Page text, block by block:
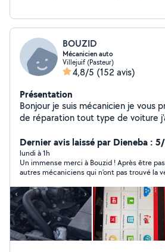
BOUZID
Mécanicien auto
Villejuif (Pasteur)
4,8/5 (152 avis)
Présentation
Bonjour je suis mécanicien je vous
de réparation tout type de voiture
week-ends vous pouvez me
o6984360 31de préférence j'arrive
vous messages sur l'application
par appeler ou SMS et je vous
Dernier avis laissé par Dieneba :
lundi à 1h
Un immense merci à Bouzid ! Après être passé chez deux
autres mécaniciens qui n’ont pas trouvé la
preuve d’un vrai professionnalisme. Il a
l’origine de la panne et l’a résolue avec
honnêteté. C’est rare de rencontrer un mécanicien aussi fiable
et consciencieux. Je le recommande les
les personnes qui recherchent quelqu’un
digne de confiance. Encore un grand merci, Bouzid. Vous avez